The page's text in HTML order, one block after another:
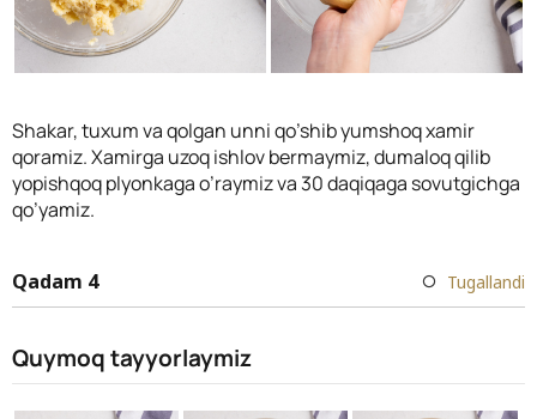
Shakar, tuxum va qolgan unni qo’shib yumshoq xamir
qoramiz. Xamirga uzoq ishlov bermaymiz, dumaloq qilib
yopishqoq plyonkaga o’raymiz va 30 daqiqaga sovutgichga
qo’yamiz.
Qadam 4 Tugallandi
Quymoq tayyorlaymiz